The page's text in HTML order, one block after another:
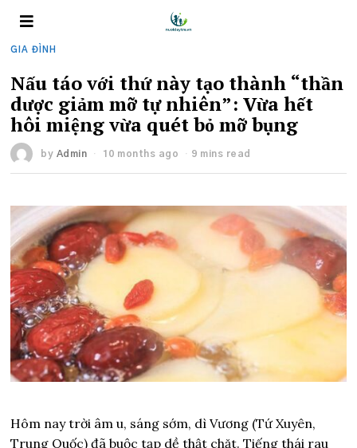
GIA ĐÌNH
Nấu táo với thứ này tạo thành “thần
dược giảm mỡ tự nhiên”: Vừa hết
hôi miệng vừa quét bỏ mỡ bụng
by Admin 10 months ago 9 mins read
Hôm nay trời âm u, sáng sớm, dì Vương (Tứ Xuyên,
Trung Quốc) đã buộc tạp dề thật chặt. Tiếng thái rau